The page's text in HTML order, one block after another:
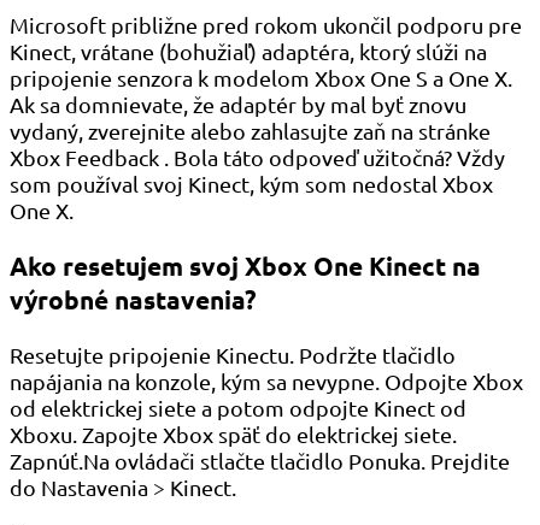
Microsoft približne pred rokom ukončil podporu pre
Kinect, vrátane (bohužiaľ) adaptéra, ktorý slúži na
pripojenie senzora k modelom Xbox One S a One X.
Ak sa domnievate, že adaptér by mal byť znovu
vydaný, zverejnite alebo zahlasujte zaň na stránke
Xbox Feedback . Bola táto odpoveď užitočná? Vždy
som používal svoj Kinect, kým som nedostal Xbox
One X.
Ako resetujem svoj Xbox One Kinect na
výrobné nastavenia?
Resetujte pripojenie Kinectu. Podržte tlačidlo
napájania na konzole, kým sa nevypne. Odpojte Xbox
od elektrickej siete a potom odpojte Kinect od
Xboxu. Zapojte Xbox späť do elektrickej siete.
Zapnúť.Na ovládači stlačte tlačidlo Ponuka. Prejdite
do Nastavenia > Kinect.